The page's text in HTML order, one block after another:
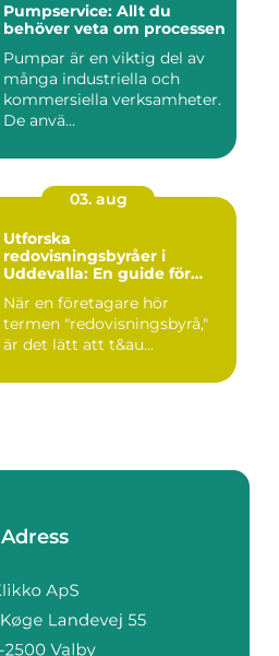
Pumpservice: Allt du
behöver veta om processen
Pumpar är en viktig del av
många industriella och
kommersiella verksamheter.
De anvä...
03. aug
Utforska
redovisningsbyråer i
Uddevalla: En guide för
När en företagare hör
termen "redovisningsbyrå,"
är det lätt att t&au...
Adress